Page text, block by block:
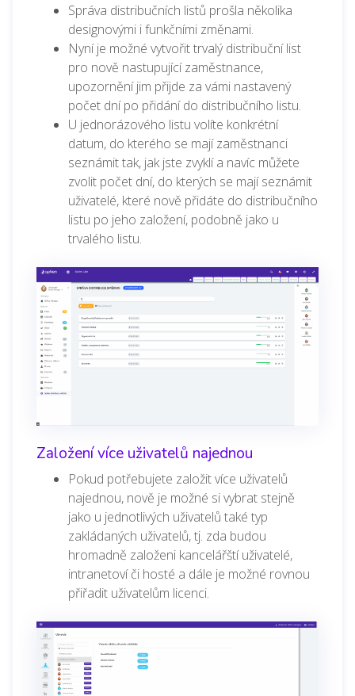
Správa distribučních listů prošla několika
designovými i funkčními změnami.
Nyní je možné vytvořit trvalý distribuční list
pro nově nastupující zaměstnance,
upozornění jim přijde za vámi nastavený
počet dní po přidání do distribučního listu.
U jednorázového listu volíte konkrétní
datum, do kterého se mají zaměstnanci
seznámit tak, jak jste zvyklí a navíc můžete
zvolit počet dní, do kterých se mají seznámit
uživatelé, které nově přidáte do distribučního
listu po jeho založení, podobně jako u
trvalého listu.
Založení více uživatelů najednou
Pokud potřebujete založit více uživatelů
najednou, nově je možné si vybrat stejně
jako u jednotlivých uživatelů také typ
zakládaných uživatelů, tj. zda budou
hromadně založeni kancelářští uživatelé,
intranetoví či hosté a dále je možné rovnou
přiřadit uživatelům licenci.